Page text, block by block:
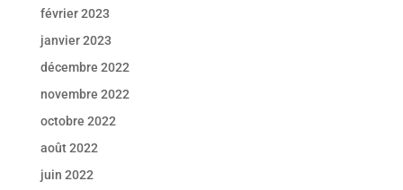
février 2023
janvier 2023
décembre 2022
novembre 2022
octobre 2022
août 2022
juin 2022